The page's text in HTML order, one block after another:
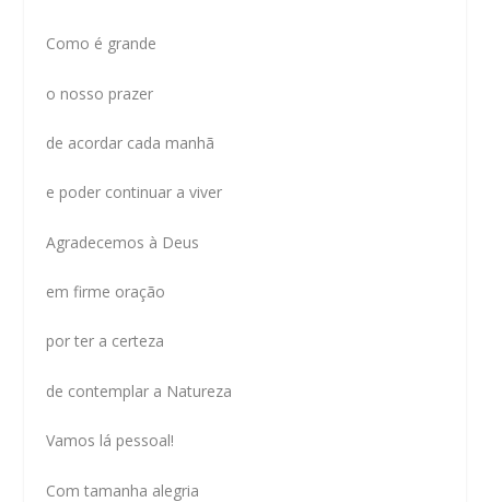
Como é grande
o nosso prazer
de acordar cada manhã
e poder continuar a viver
Agradecemos à Deus
em firme oração
por ter a certeza
de contemplar a Natureza
Vamos lá pessoal!
Com tamanha alegria